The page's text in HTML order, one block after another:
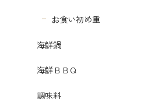
お食い初め重
海鮮鍋
海鮮ＢＢＱ
調味料